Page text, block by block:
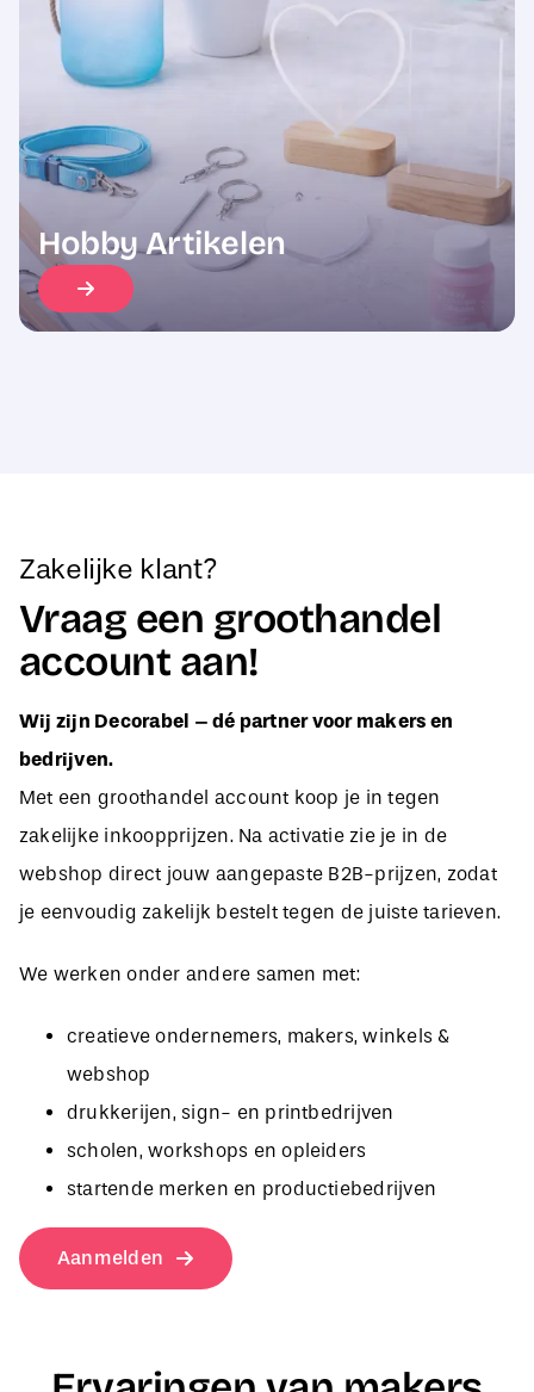
Hobby Artikelen
Vraag een groothandel
account aan!
Wij zijn Decorabel – dé partner voor makers en
bedrijven.
Met een groothandel account koop je in tegen
zakelijke inkoopprijzen. Na activatie zie je in de
webshop direct jouw aangepaste B2B-prijzen, zodat
je eenvoudig zakelijk bestelt tegen de juiste tarieven.
We werken onder andere samen met:
webshop
drukkerijen, sign- en printbedrijven
scholen, workshops en opleiders
startende merken en productiebedrijven